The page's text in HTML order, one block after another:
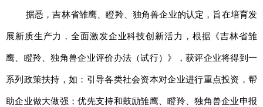
广东 广西 海南 重庆
四川 贵州 云南 西藏
陕西 甘肃 青海 宁夏
新疆 内蒙古 黑龙江
据悉，吉林省雏鹰、瞪羚、独角兽企业的认定，旨在培育发
展新质生产力，全面激发企业科技创新活力，根据《吉林省雏
鹰、瞪羚、独角兽企业评价办法（试行）》，获评企业将得到一
系列政策扶持，如：引导各类社会资本对企业进行重点投资，帮
助企业做大做强；优先支持和鼓励雏鹰、瞪羚、独角兽企业申报